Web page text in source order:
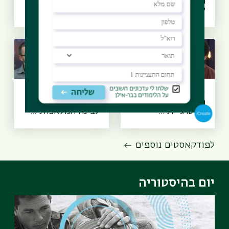
לזיכרון? א...
יסודות הביטחון -
האם לישראל יש
אסטרגיית ...
בינו לבינה
מלאכותית - האם
לבינה המלאכותי...
לפודקאסטים נוספים
יום בהיסטוריה